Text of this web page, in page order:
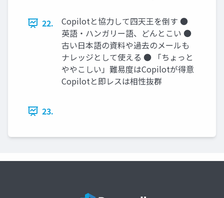
22.
Copilotと協力して四天王を倒す ●
英語・ハンガリー語、どんとこい ●
古い日本語の資料や過去のメールも
ナレッジとして使える ● 「ちょっと
ややこしい」難易度はCopilotが得意
Copilotと即レスは相性抜群
23.